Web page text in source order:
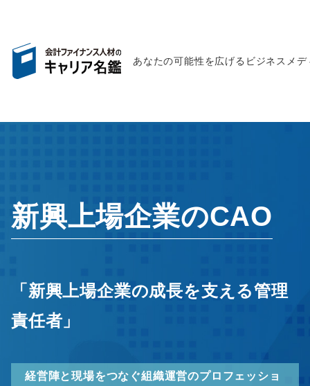
あなたの可能性を広げるビジネスメデ
新興上場企業のCAO
「新興上場企業の成長を支える管理
責任者」
経営陣と現場をつなぐ組織運営のプロフェッショ